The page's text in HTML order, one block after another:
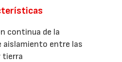
continua de la
aislamiento entre las
tierra